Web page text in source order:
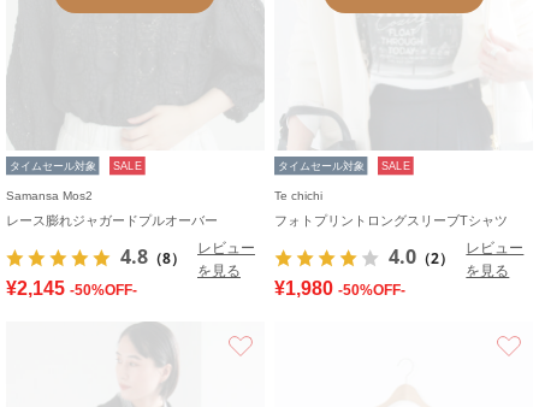
タイムセール対象 SALE
Samansa Mos2
レース膨れジャガードプルオーバー
4.8 （8）
レビュー
を見る
¥2,145 -50%OFF-
タイムセール対象 SALE
Te chichi
フォトプリントロングスリーブTシャツ
4.0 （2）
レビュー
を見る
¥1,980 -50%OFF-